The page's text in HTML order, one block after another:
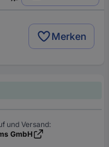
Merken
und Versand:
GmbH